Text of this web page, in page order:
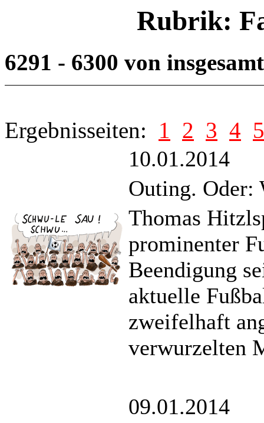
Rubrik:
6291 - 6300 von
Ergebnisseiten: 1 2 3 4 5
10.01.2014
Outing. Oder:
Thomas
prominenter
Beendigung
aktuelle
zweifelhaft
verwurzelten
09.01.2014